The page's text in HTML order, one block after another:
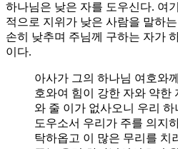
하나님은 낮은 자를 도우신다. 여
적으로 지위가 낮은 사람을 말하
손히 낮추며 주님께 구하는 자가
이다.
아사가 그의 하나님 여호와
호와여 힘이 강한 자와 약한
와 줄 이가 없사오니 우리
도우소서 우리가 주를 의지
탁하옵고 이 많은 무리를 치